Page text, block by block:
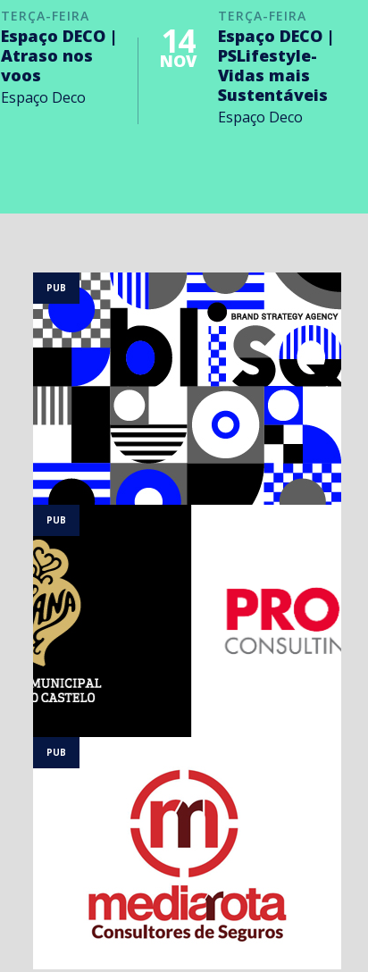
TERÇA-FEIRA
Espaço DECO |
Atraso nos
voos
Espaço Deco
TERÇA-FEIRA
14
NOV
Espaço DECO |
PSLifestyle-
Vidas mais
Sustentáveis
Espaço Deco